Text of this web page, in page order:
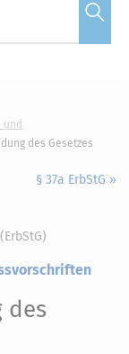

des Gesetzes
§ 37a ErbStG »
des